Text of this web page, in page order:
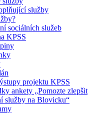
služby
sociálních služeb
KPSS
projektu KPSS
ankety „Pomozte zlepšit
služby na Blovicku“